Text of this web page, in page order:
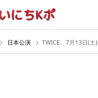
日本公演 TWICE、7月13日(土)